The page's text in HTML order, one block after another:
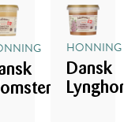
HONNING
Dansk